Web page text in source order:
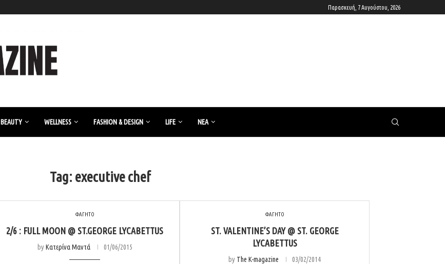
Παρασκευή, 7 Αυγούστου, 2026
BEAUTY WELLNESS FASHION & DESIGN LIFE ΝΈΑ
Tag: executive chef
ΦΑΓΗΤΟ
2/6 : FULL MOON @ ST.GEORGE LYCABETTUS
byΚατερίνα Μαντά 01/06/2015
ΦΑΓΗΤΟ
ST. VALENTINE’S DAY @ ST. GEORGE
LYCABETTUS
by The K-magazine 03/02/2014